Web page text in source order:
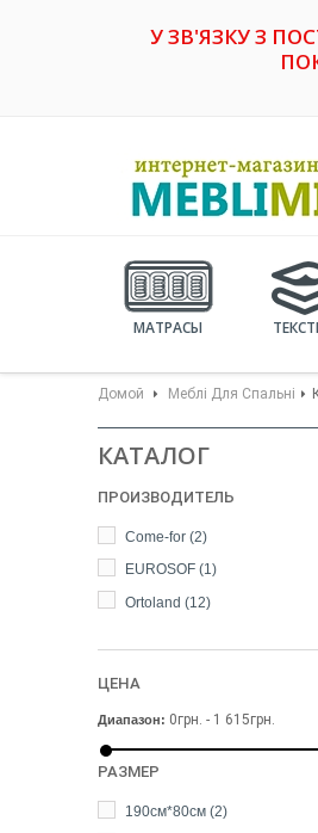
У ЗВ'ЯЗКУ З
МАТРАСЫ
Домой Меблі Для Спальні
КАТАЛОГ
ПРОИЗВОДИТЕЛЬ
Come-for (2)
EUROSOF (1)
Ortoland (12)
ЦЕНА
Диапазон: 0грн. - 1 615грн.
РАЗМЕР
190см*80см (2)